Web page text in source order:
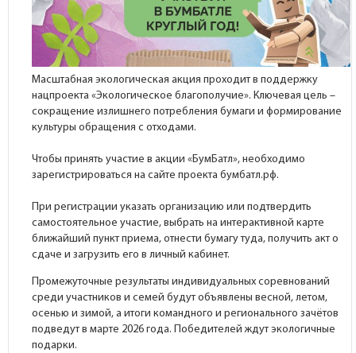
Масштабная экологическая акция проходит в поддержку
нацпроекта «Экологическое благополучие». Ключевая цель –
сокращение излишнего потребления бумаги и формирование
культуры обращения с отходами.
Чтобы принять участие в акции «БумБатл», необходимо
зарегистрироваться на сайте проекта бумбатл.рф.
При регистрации указать организацию или подтвердить
самостоятельное участие, выбрать на интерактивной карте
ближайший пункт приема, отнести бумагу туда, получить акт о
сдаче и загрузить его в личный кабинет.
Промежуточные результаты индивидуальных соревнований
среди участников и семей будут объявлены весной, летом,
осенью и зимой, а итоги командного и регионального зачётов
подведут в марте 2026 года. Победителей ждут экологичные
подарки.